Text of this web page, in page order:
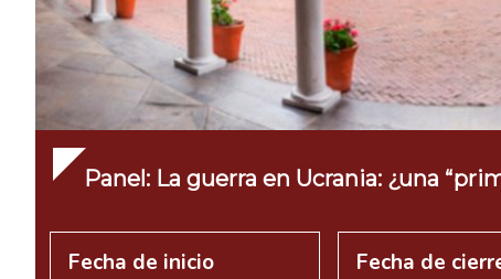
Panel: La guerra en Ucrania: ¿una
Fecha de inicio Fecha de